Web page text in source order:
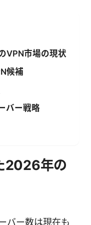
VPN市場の現状
候補
バー戦略
2026年の
バー数は現在も